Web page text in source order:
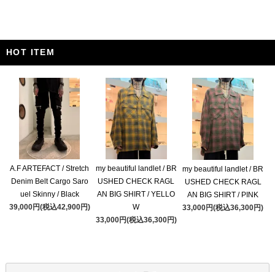
HOT ITEM
A.F ARTEFACT / Stretch
Denim Belt Cargo Saro
uel Skinny / Black
39,000円(税込42,900円)
my beautiful landlet / BR
USHED CHECK RAGL
AN BIG SHIRT / YELLO
W
33,000円(税込36,300円)
my beautiful landlet / BR
USHED CHECK RAGL
AN BIG SHIRT / PINK
33,000円(税込36,300円)